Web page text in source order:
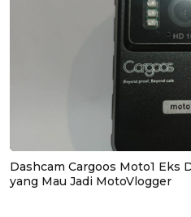
Dashcam Cargoos Moto1 Eks
yang Mau Jadi MotoVlogger